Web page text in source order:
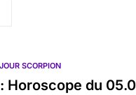
SCORPION
Horoscope du